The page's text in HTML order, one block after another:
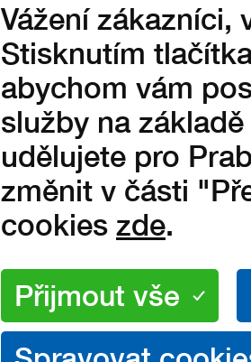
Vážení zákazníci,
Stisknutím
abychom vám
služby na
udělujete pro
změnit v části
cookies zde.